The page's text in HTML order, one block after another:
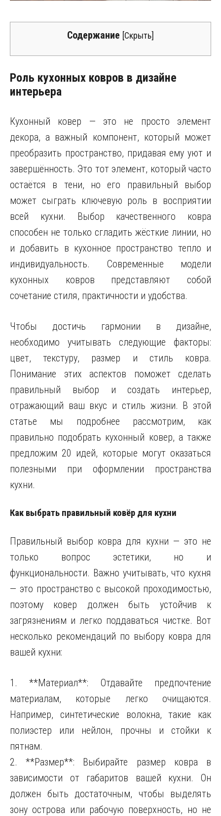
Содержание [Скрыть]
Роль кухонных ковров в дизайне
интерьера
Кухонный ковер — это не просто элемент
декора, а важный компонент, который может
преобразить пространство, придавая ему уют и
завершённость. Это тот элемент, который часто
остаётся в тени, но его правильный выбор
может сыграть ключевую роль в восприятии
всей кухни. Выбор качественного ковра
способен не только сгладить жёсткие линии, но
и добавить в кухонное пространство тепло и
индивидуальность. Современные модели
кухонных ковров представляют собой
сочетание стиля, практичности и удобства.
Чтобы достичь гармонии в дизайне,
необходимо учитывать следующие факторы:
цвет, текстуру, размер и стиль ковра.
Понимание этих аспектов поможет сделать
правильный выбор и создать интерьер,
отражающий ваш вкус и стиль жизни. В этой
статье мы подробнее рассмотрим, как
правильно подобрать кухонный ковер, а также
предложим 20 идей, которые могут оказаться
полезными при оформлении пространства
кухни.
Как выбрать правильный ковёр для кухни
Правильный выбор ковра для кухни — это не
только вопрос эстетики, но и
функциональности. Важно учитывать, что кухня
— это пространство с высокой проходимостью,
поэтому ковер должен быть устойчив к
загрязнениям и легко поддаваться чистке. Вот
несколько рекомендаций по выбору ковра для
вашей кухни:
1. **Материал**: Отдавайте предпочтение
материалам, которые легко очищаются.
Например, синтетические волокна, такие как
полиэстер или нейлон, прочны и стойки к
пятнам.
2. **Размер**: Выбирайте размер ковра в
зависимости от габаритов вашей кухни. Он
должен быть достаточным, чтобы выделять
зону острова или рабочую поверхность, но не